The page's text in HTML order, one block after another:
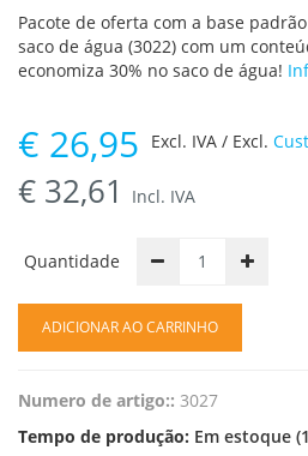
Pacote de oferta com a base
saco de água (3022) com um
economiza 30% no saco de água!
€ 26,95
€ 32,61 Incl. IVA
Excl. IVA / Excl.
Quantidade
ADICIONAR AO CARRINHO
Numero de artigo:: 3027
Tempo de produção: Em estoque